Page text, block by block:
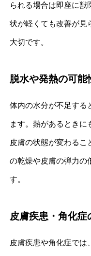
られる場合は即座に獣
状が軽くても改善が見
大切です。
脱水や発熱の可能
体内の水分が不足する
ます。熱があるとき
皮膚の状態が変わるこ
の乾燥や皮膚の弾力の
す。
皮膚疾患・角化症
皮膚疾患や角化症では